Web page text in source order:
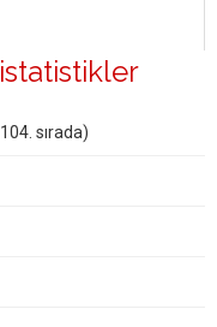
. sırada)